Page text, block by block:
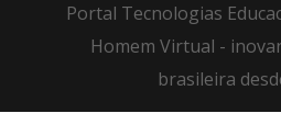
Portal Tecnologias
Homem Virtual -
brasileira